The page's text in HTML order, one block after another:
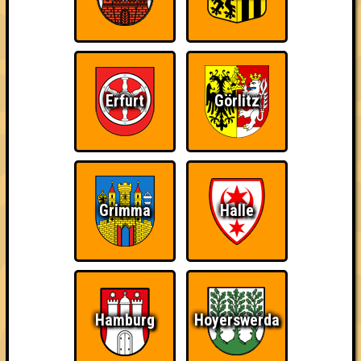
Da-Da Da! Da-Da Da!
Nehmt an 500 Quizlaboren teil
~ Noch nicht erreicht ~
Erfurt Görlitz
Grimma Halle
Hamburg Hoyerswerda